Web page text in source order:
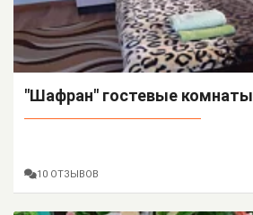
"Шафран" гостевые комнаты
10 ОТЗЫВОВ